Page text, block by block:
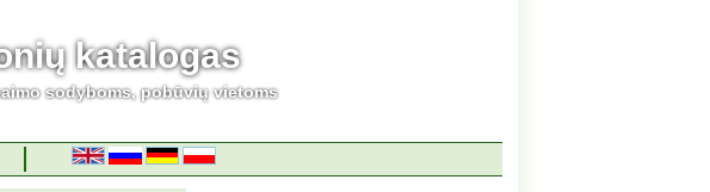
katalogas
sodyboms, pobūvių vietoms